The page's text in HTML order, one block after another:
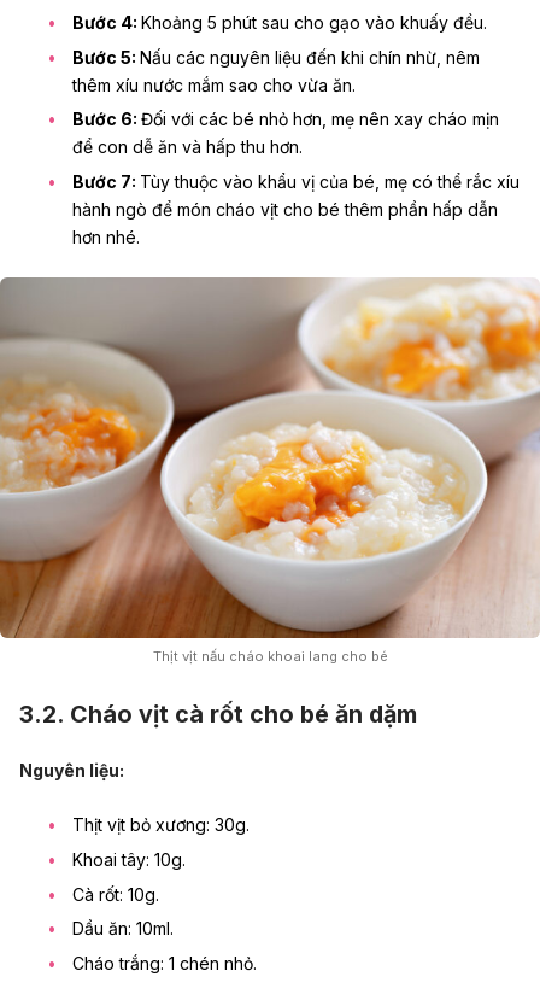
Bước 4: Khoảng 5 phút sau cho gạo vào khuấy đều.
Bước 5: Nấu các nguyên liệu đến khi chín nhừ, nêm
thêm xíu nước mắm sao cho vừa ăn.
Bước 6: Đối với các bé nhỏ hơn, mẹ nên xay cháo mịn
để con dễ ăn và hấp thu hơn.
Bước 7: Tùy thuộc vào khẩu vị của bé, mẹ có thể rắc xíu
hành ngò để món cháo vịt cho bé thêm phần hấp dẫn
hơn nhé.
Thịt vịt nấu cháo khoai lang cho bé
3.2. Cháo vịt cà rốt cho bé ăn dặm
Nguyên liệu:
Thịt vịt bỏ xương: 30g.
Khoai tây: 10g.
Cà rốt: 10g.
Dầu ăn: 10ml.
Cháo trắng: 1 chén nhỏ.